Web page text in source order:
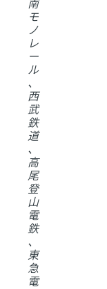
モ
ノ
レ
ー
ル
、
西
武
鉄
道
、
高
尾
登
山
電
鉄
、
東
急
電